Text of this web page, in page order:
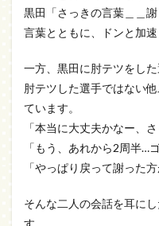
黒田「さっきの言葉＿＿謝
言葉とともに、ドンと加速
一方、黒田に肘テツをし
肘テツした選手ではない
ています。
「本当に大丈夫かなー、
「もう、あれから2周半…
「やっぱり戻って謝った方
そんな二人の会話を耳に
す。